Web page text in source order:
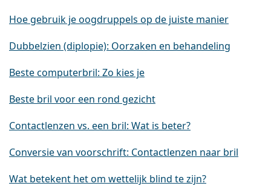
Hoe gebruik je oogdruppels op de juiste manier
Dubbelzien (diplopie): Oorzaken en behandeling
Beste computerbril: Zo kies je
Beste bril voor een rond gezicht
Contactlenzen vs. een bril: Wat is beter?
Conversie van voorschrift: Contactlenzen naar bril
Wat betekent het om wettelijk blind te zijn?